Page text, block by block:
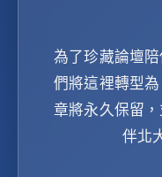
為了珍藏論壇
們將這裡轉型為
章將永久保留
伴北